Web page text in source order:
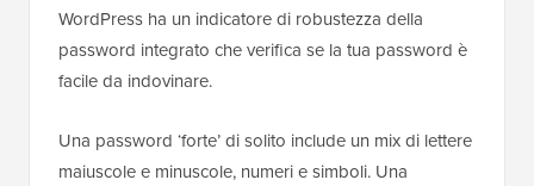
WordPress ha un indicatore di robustezza della
password integrato che verifica se la tua password è
facile da indovinare.
Una password ‘forte’ di solito include un mix di lettere
maiuscole e minuscole, numeri e simboli. Una